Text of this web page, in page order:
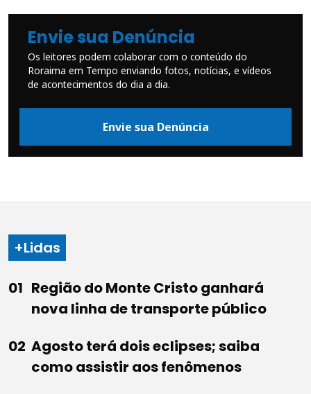
Envie sua Denúncia
Os leitores podem colaborar com o conteúdo do
Roraima em Tempo enviando fotos, notícias, e vídeos
de acontecimentos do dia a dia.
Envie sua Denúncia
+Lidas
Região do Monte Cristo ganhará
nova linha de transporte público
Agosto terá dois eclipses; saiba
como assistir aos fenômenos